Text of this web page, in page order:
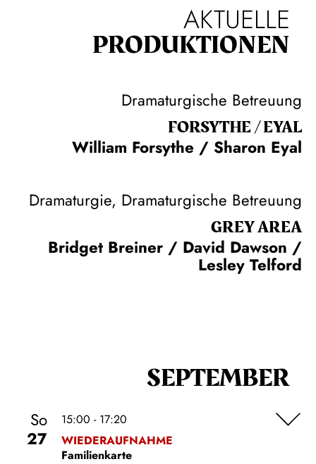
AKTUELLE
PRODUKTIONEN
Dramaturgische Betreuung
FORSYTHE / EYAL
William Forsythe / Sharon Eyal
Dramaturgie, Dramaturgische Betreuung
GREY AREA
Bridget Breiner / David Dawson /
Lesley Telford
SEPTEMBER
So
27
15:00 - 17:20
WIEDERAUFNAHME
Familienkarte